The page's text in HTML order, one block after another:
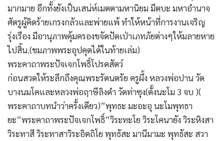
มากมาย อีกทั้งยังเป็นเสน่ห์เมตตามหานิยม มีตบะ มหาอำนาจ
ศัตรูผู้คิดร้ายเกรงกลัวและพ่ายแพ้ ทำให้หน้าที่การงานเจริญ
รุ่งเรือง มีอานุภาพคุ้มครองขจัดปัดเป่าเภทภัยต่างๆให้มลายหาย
ไปสิ้น.(ชมภาพพระอุปคุตได้ในท้ายเล่ม)
พระคาถาพระปัจเจกโพธิ์โปรดสัตว์
ก่อนสวดให้ระลึกถึงคุณพระรัตนตรัย ครูผึ้ง หลวงพ่อปาน วัด
บางนมโคและหลวงพ่อฤาษีลิงดำ วัดท่าซุง(ตั้งนะโม 3 จบ )(
พระคาถาบทนำว่าครั้งเดียว)”พุทธะ มะอะอุ นะโมพุทธา
ยะ”พระคาถาพระปัจเจกโพธิ์”วิระทะโย วิระโคนายัง วิระหิงสา
วิระทาสี วิระทาสาวิระอิตถิโย พุทธัสะ มานีมามะ พุทธัสะ สวา